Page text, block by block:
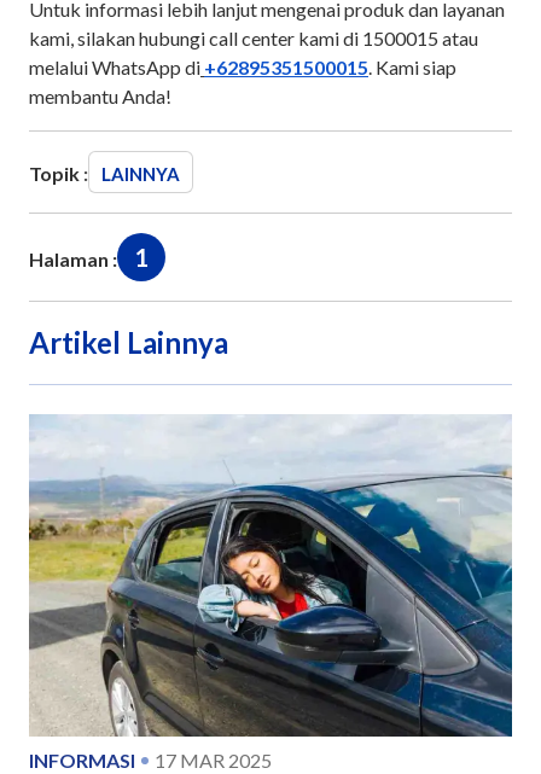
Untuk informasi lebih lanjut mengenai produk dan layanan
kami, silakan hubungi call center kami di 1500015 atau
melalui WhatsApp di +62895351500015. Kami siap
membantu Anda!
Topik : LAINNYA
Halaman : 1
Artikel Lainnya
INFORMASI 17 MAR 2025